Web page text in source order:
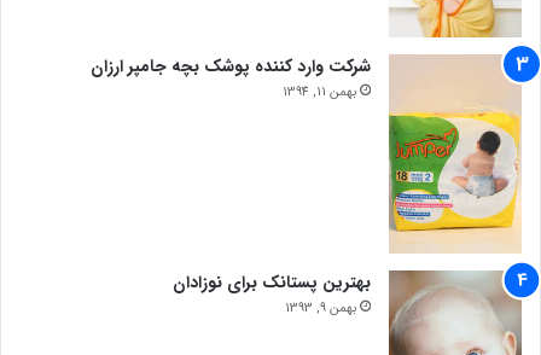
شرکت وارد کننده پوشک بچه جامپر ارزان
بهمن 11, 1394
بهترین پستانک برای نوزادان
بهمن 9, 1393